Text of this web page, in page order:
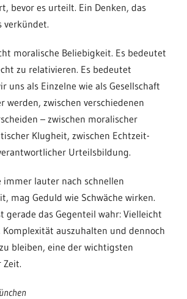
bevor es urteilt. Ein Denken, das
verkündet.
moralische Beliebigkeit. Es bedeutet
zu relativieren. Es bedeutet
uns als Einzelne wie als Gesellschaft
werden, zwischen verschiedenen
– zwischen moralischer
Klugheit, zwischen Echtzeit-
Urteilsbildung.
immer lauter nach schnellen
mag Geduld wie Schwäche wirken.
gerade das Gegenteil wahr: Vielleicht
auszuhalten und dennoch
bleiben, eine der wichtigsten
Zeit.